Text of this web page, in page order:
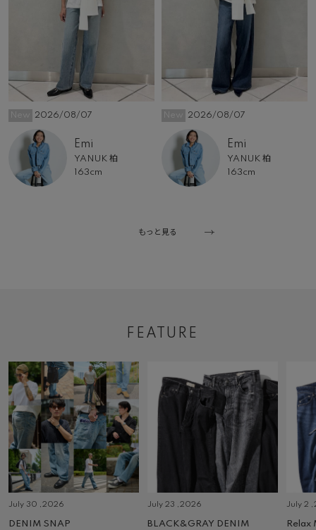
2026/08/07
Emi
YANUK 柏
163cm
2026/08/07
Emi
YANUK 柏
163cm
もっと見る
FEATURE
July 30 ,2026
DENIM SNAP
July 23 ,2026
BLACK&GRAY DENIM
July 2
Relax